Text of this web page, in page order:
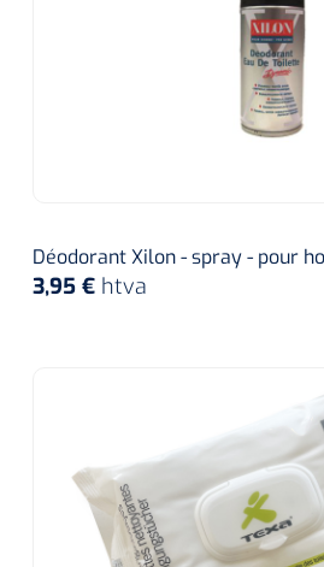
Déodorant Xilon - spray - pour
3,95 € htva